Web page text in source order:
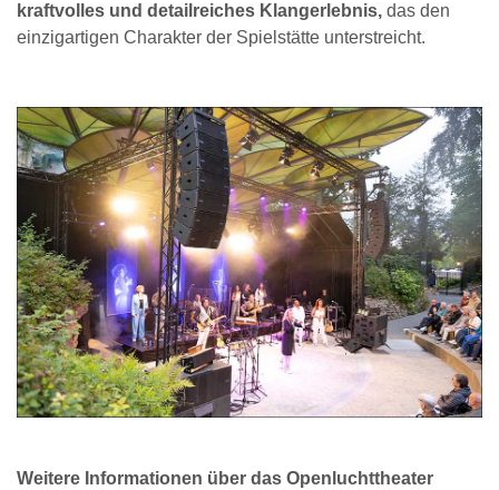
kraftvolles und detailreiches Klangerlebnis, das den
einzigartigen Charakter der Spielstätte unterstreicht.
Weitere Informationen über das Openluchttheater